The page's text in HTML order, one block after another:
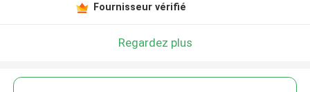
Fournisseur vérifié
Regardez plus